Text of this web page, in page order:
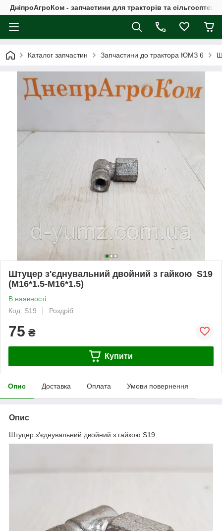
ДніпроАгроКом - запчастини для тракторів та
Каталог запчастин Запчастини до трактора ЮМЗ 6
Штуцер з'єднувальний двойний з гайкою S19
(M16*1.5-M16*1.5)
В наявності
Код: S19
Роздріб
75 ₴
Купити
Опис Доставка Оплата Умови повернення
Опис
Штуцер з'єднувальний двойний з гайкою S19